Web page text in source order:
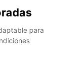
para